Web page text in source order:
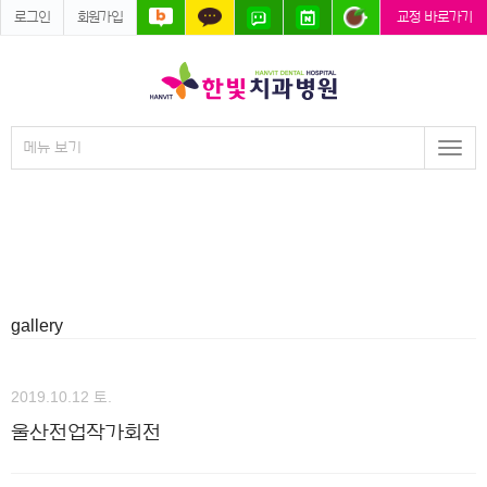
로그인 회원가입 교정 바로가기
메뉴 보기
gallery
2019.10.12 토.
울산전업작가회전